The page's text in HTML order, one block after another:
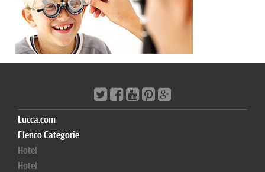
Lucca.com
Elenco Categorie
Hotel
Hotel